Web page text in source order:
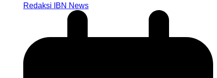
Redaksi IBN News